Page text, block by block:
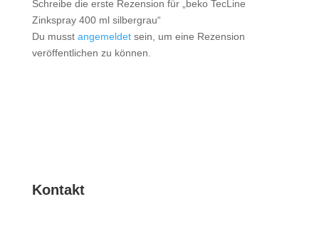
Schreibe die erste Rezension für „beko TecLine
Zinkspray 400 ml silbergrau“
Du musst angemeldetsein, um eine Rezension
veröffentlichen zu können.
Kontakt